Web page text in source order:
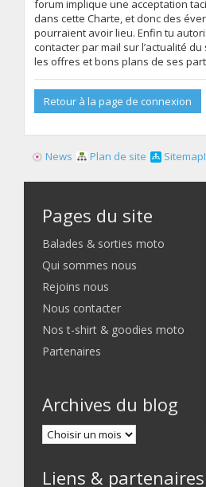
forum implique une acceptation
dans cette Charte, et donc des
pourraient avoir lieu. Enfin tu
contacter par mail sur l’actualité
les offres et bons plans de ses
Retour à la page de connexion
News Plan de site
Pages du site
Balades & sorties moto
Qui sommes nous
Rejoins nous
Nous contacter
Nos t-shirt & goodies moto
Partenaires
Archives du blog
Liens & partenaires